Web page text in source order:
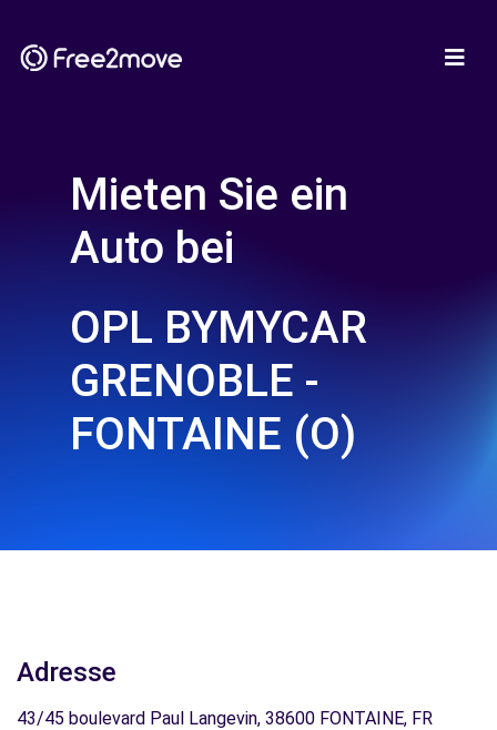
Mieten Sie ein
Auto bei
OPL BYMYCAR
GRENOBLE -
FONTAINE (O)
Adresse
43/45 boulevard Paul Langevin, 38600 FONTAINE, FR